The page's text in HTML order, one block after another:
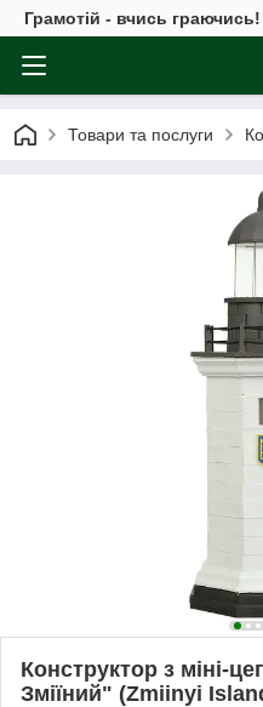
Грамотій - вчись граючись!
Товари та послуги
Конструктор з міні-
Зміїний" (Zmiinyi